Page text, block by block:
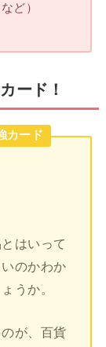
ど）
ード！
カード
はいって
のかわか
うか。
が、百貨